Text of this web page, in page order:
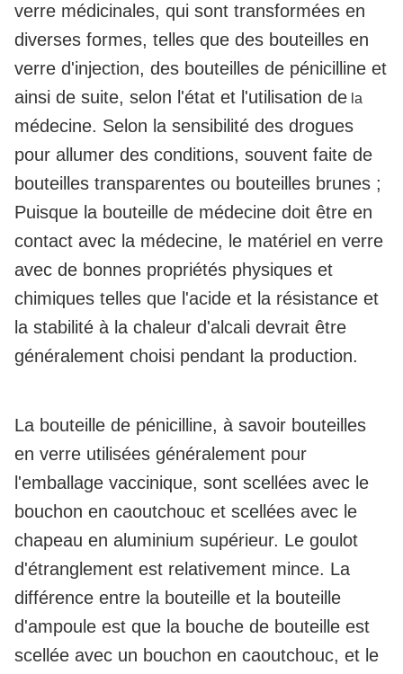
verre médicinales, qui sont transformées en
diverses formes, telles que des bouteilles en
verre d'injection, des bouteilles de pénicilline et
ainsi de suite, selon l'état et l'utilisation de la
médecine. Selon la sensibilité des drogues
pour allumer des conditions, souvent faite de
bouteilles transparentes ou bouteilles brunes ;
Puisque la bouteille de médecine doit être en
contact avec la médecine, le matériel en verre
avec de bonnes propriétés physiques et
chimiques telles que l'acide et la résistance et
la stabilité à la chaleur d'alcali devrait être
généralement choisi pendant la production.
La bouteille de pénicilline, à savoir bouteilles
en verre utilisées généralement pour
l'emballage vaccinique, sont scellées avec le
bouchon en caoutchouc et scellées avec le
chapeau en aluminium supérieur. Le goulot
d'étranglement est relativement mince. La
différence entre la bouteille et la bouteille
d'ampoule est que la bouche de bouteille est
scellée avec un bouchon en caoutchouc, et le